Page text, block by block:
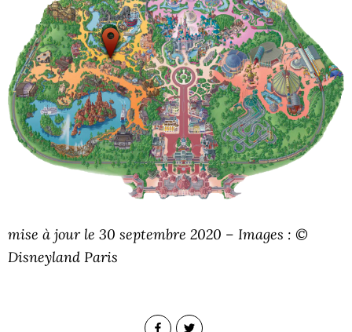
mise à jour le 30 septembre 2020 – Images : ©
Disneyland Paris